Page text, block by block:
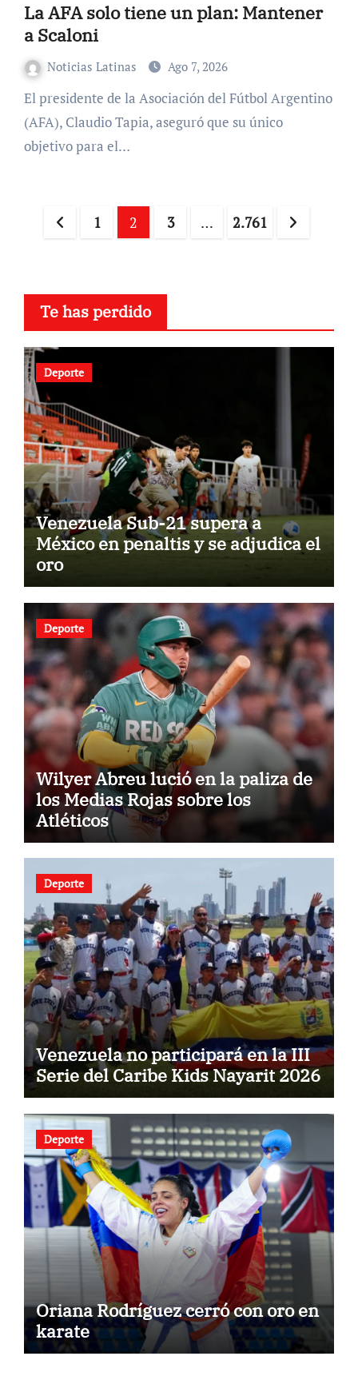
La AFA solo tiene un plan: Mantener
a Scaloni
Noticias Latinas Ago 7, 2026
El presidente de la Asociación del Fútbol Argentino
(AFA), Claudio Tapia, aseguró que su único
objetivo para el…
Paginación
entradas
1 2 3 … 2.761
Te has perdido
Deporte
Venezuela Sub-21 supera a
México en penaltis y se adjudica el
oro
Deporte
Wilyer Abreu lució en la paliza de
los Medias Rojas sobre los
Atléticos
Deporte
Venezuela no participará en la III
Serie del Caribe Kids Nayarit 2026
Deporte
Oriana Rodríguez cerró con oro en
karate